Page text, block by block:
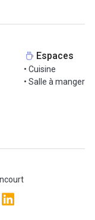
de
du Soleil…) ainsi
vos pauses
Hub-Grade
Espaces
• Cuisine
• Salle à manger